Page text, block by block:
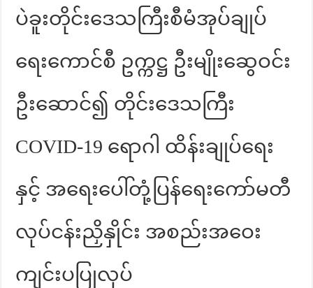
ပဲခူးတိုင်းဒေသကြီးစီမံအုပ်ချုပ်
ရေးကောင်စီ ဥက္ကဋ္ဌ ဦးမျိုးဆွေဝင်း
ဦးဆောင်၍ တိုင်းဒေသကြီး
COVID-19 ရောဂါ ထိန်းချုပ်ရေး
နှင့် အရေးပေါ်တုံ့ပြန်ရေးကော်မတီ
လုပ်ငန်းညှိနှိုင်း အစည်းအဝေး
ကျင်းပပြုလုပ်